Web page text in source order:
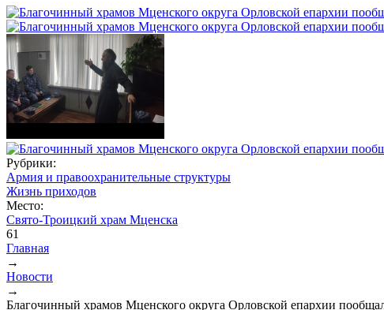
Рубрики:
Армия и правоохранительные структуры
Жизнь приходов
Место:
Свято-Троицкий храм Мценска
61
Вы здесь
Главная
→
Новости
→
Благочинный храмов Мценского округа Орловской епархии